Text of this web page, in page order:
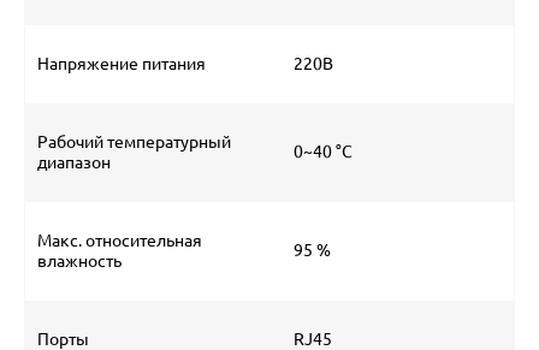
Напряжение питания 220В
Рабочий температурный
диапазон
0~40 °С
Макс. относительная
влажность
95 %
Порты RJ45